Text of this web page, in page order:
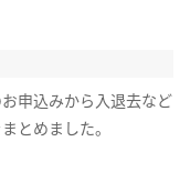
申込みから入退去など
とめました。